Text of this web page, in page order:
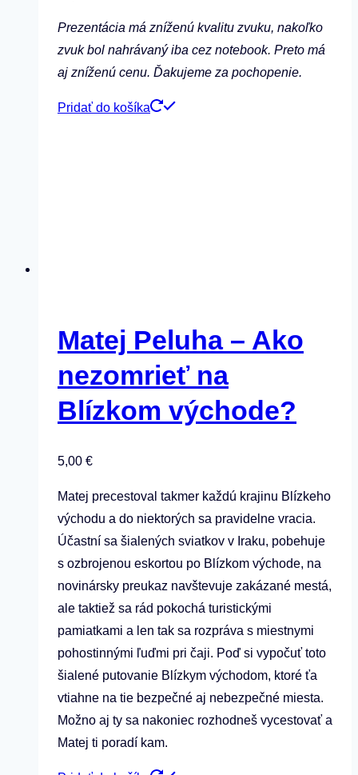
Prezentácia má zníženú kvalitu zvuku, nakoľko
zvuk bol nahrávaný iba cez notebook. Preto má
aj zníženú cenu. Ďakujeme za pochopenie.
Pridať do košíka
Matej Peluha – Ako
nezomrieť na
Blízkom východe?
5,00 €
Matej precestoval takmer každú krajinu Blízkeho
východu a do niektorých sa pravidelne vracia.
Účastní sa šialených sviatkov v Iraku, pobehuje
s ozbrojenou eskortou po Blízkom východe, na
novinársky preukaz navštevuje zakázané mestá,
ale taktiež sa rád pokochá turistickými
pamiatkami a len tak sa rozpráva s miestnymi
pohostinnými ľuďmi pri čaji. Poď si vypočuť toto
šialené putovanie Blízkym východom, ktoré ťa
vtiahne na tie bezpečné aj nebezpečné miesta.
Možno aj ty sa nakoniec rozhodneš vycestovať a
Matej ti poradí kam.